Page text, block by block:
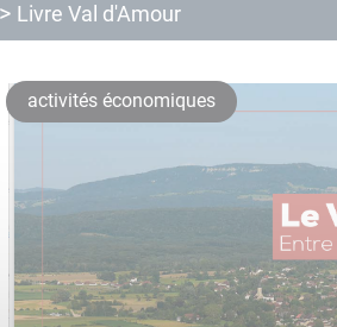
Livre Val d'Amour
activités économiques